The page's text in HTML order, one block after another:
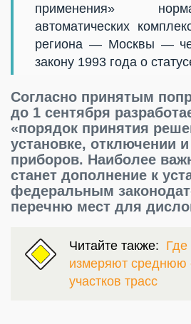
применения»
автоматических
региона — Москвы —
закону 1993 года о
Согласно принятым
до 1 сентября
«порядок принятия
установке, отключении
приборов. Наиболее
станет дополнение к
федеральным
перечню мест для
Читайте также: Где
измеряют среднюю
участков трасс